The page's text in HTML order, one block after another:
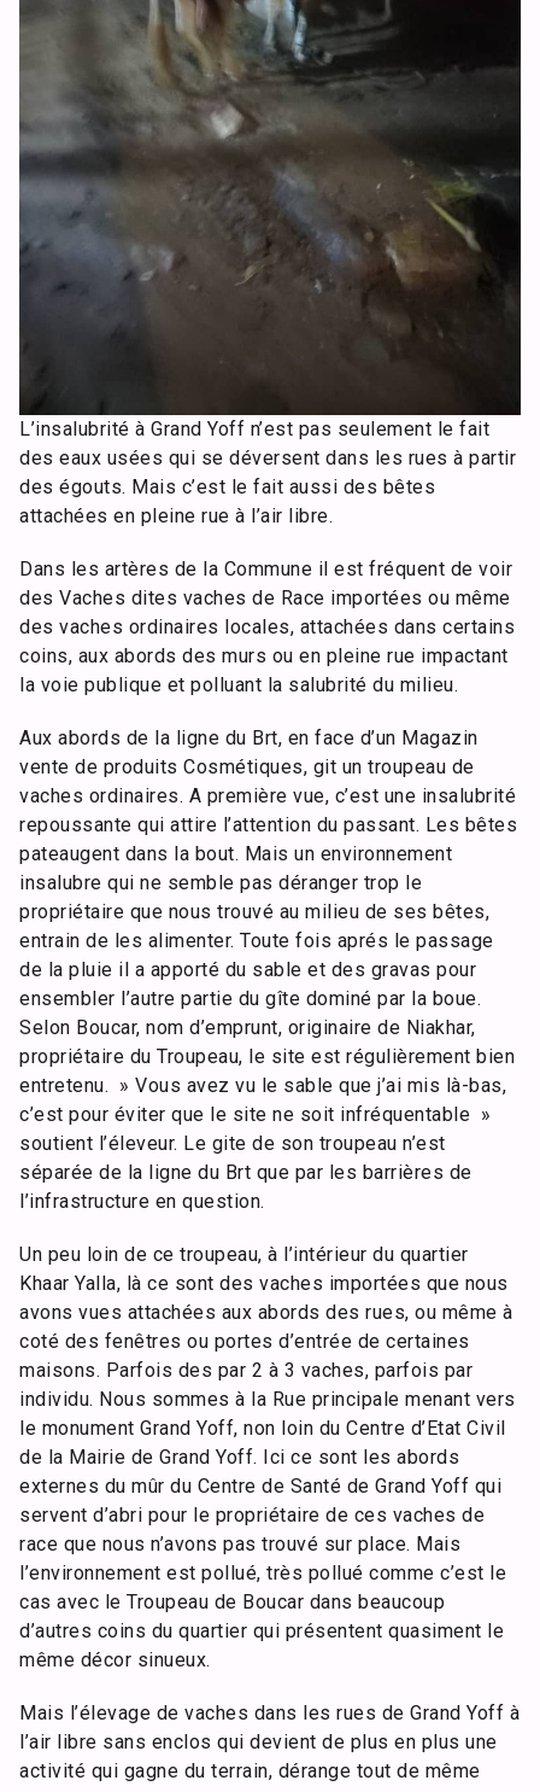
L’insalubrité à Grand Yoff n’est pas seulement le fait
des eaux usées qui se déversent dans les rues à partir
des égouts. Mais c’est le fait aussi des bêtes
attachées en pleine rue à l’air libre.
Dans les artères de la Commune il est fréquent de voir
des Vaches dites vaches de Race importées ou même
des vaches ordinaires locales, attachées dans certains
coins, aux abords des murs ou en pleine rue impactant
la voie publique et polluant la salubrité du milieu.
Aux abords de la ligne du Brt, en face d’un Magazin
vente de produits Cosmétiques, git un troupeau de
vaches ordinaires. A première vue, c’est une insalubrité
repoussante qui attire l’attention du passant. Les bêtes
pateaugent dans la bout. Mais un environnement
insalubre qui ne semble pas déranger trop le
propriétaire que nous trouvé au milieu de ses bêtes,
entrain de les alimenter. Toute fois aprés le passage
de la pluie il a apporté du sable et des gravas pour
ensembler l’autre partie du gîte dominé par la boue.
Selon Boucar, nom d’emprunt, originaire de Niakhar,
propriétaire du Troupeau, le site est régulièrement bien
entretenu. » Vous avez vu le sable que j’ai mis là-bas,
c’est pour éviter que le site ne soit infréquentable »
soutient l’éleveur. Le gite de son troupeau n’est
séparée de la ligne du Brt que par les barrières de
l’infrastructure en question.
Un peu loin de ce troupeau, à l’intérieur du quartier
Khaar Yalla, là ce sont des vaches importées que nous
avons vues attachées aux abords des rues, ou même à
coté des fenêtres ou portes d’entrée de certaines
maisons. Parfois des par 2 à 3 vaches, parfois par
individu. Nous sommes à la Rue principale menant vers
le monument Grand Yoff, non loin du Centre d’Etat Civil
de la Mairie de Grand Yoff. Ici ce sont les abords
externes du mûr du Centre de Santé de Grand Yoff qui
servent d’abri pour le propriétaire de ces vaches de
race que nous n’avons pas trouvé sur place. Mais
l’environnement est pollué, très pollué comme c’est le
cas avec le Troupeau de Boucar dans beaucoup
d’autres coins du quartier qui présentent quasiment le
même décor sinueux.
Mais l’élevage de vaches dans les rues de Grand Yoff à
l’air libre sans enclos qui devient de plus en plus une
activité qui gagne du terrain, dérange tout de même